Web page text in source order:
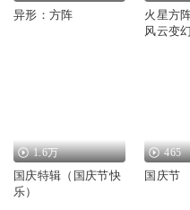
异形：方阵
火星方
风云变幻
1.6万
国庆特辑（国庆节快
乐）
465
国庆节